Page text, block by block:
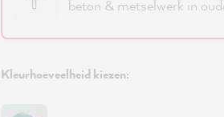
beton & metselwerk in
Kleurhoeveelheid kiezen: